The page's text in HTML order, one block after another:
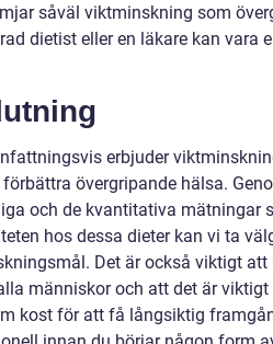
såväl viktminskning som
dietist eller en läkare kan vara
erbjuder
övergripande hälsa.
och de kvantitativa mätningar
hos dessa dieter kan vi ta
Det är också viktigt
människor och att det är
kost för att få långsiktig